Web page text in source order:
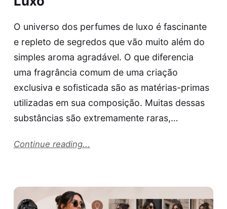
O universo dos perfumes de luxo é fascinante
e repleto de segredos que vão muito além do
simples aroma agradável. O que diferencia
uma fragrância comum de uma criação
exclusiva e sofisticada são as matérias-primas
utilizadas em sua composição. Muitas dessas
substâncias são extremamente raras,…
Continue reading...